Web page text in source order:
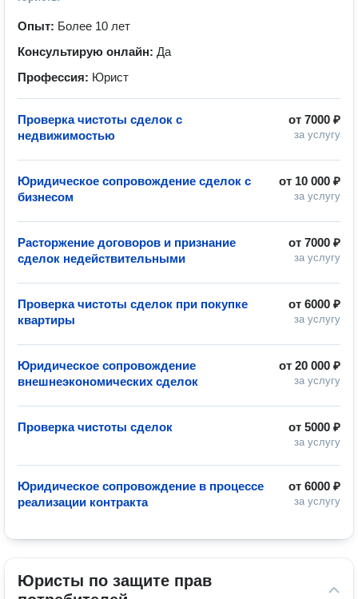
Опыт: Более 10 лет
Консультирую онлайн: Да
Профессия: Юрист
от 7000 ₽
за услугу
Проверка чистоты сделок с
недвижимостью
от 10 000 ₽
за услугу
Юридическое сопровождение сделок с
бизнесом
от 7000 ₽
за услугу
Расторжение договоров и признание
сделок недействительными
от 6000 ₽
за услугу
Проверка чистоты сделок при покупке
квартиры
от 20 000 ₽
за услугу
Юридическое сопровождение
внешнеэкономических сделок
от 5000 ₽
за услугу
Проверка чистоты сделок
от 6000 ₽
за услугу
Юридическое сопровождение в процессе
реализации контракта
Юристы по защите прав